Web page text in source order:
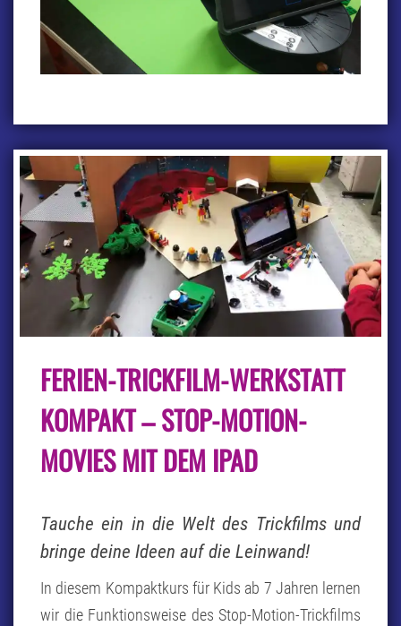
TRICKFILM-
WERKSTATT
–
MOTION-
MOVIES
IPAD
FERIEN-TRICKFILM-WERKSTATT
KOMPAKT – STOP-MOTION-
MOVIES MIT DEM IPAD
Tauche ein in die Welt des Trickfilms und
bringe deine Ideen auf die Leinwand!
In diesem Kompaktkurs für Kids ab 7 Jahren lernen
wir die Funktionsweise des Stop-Motion-Trickfilms